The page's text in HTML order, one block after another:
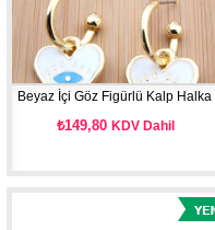
₺149,80KDV Dahil